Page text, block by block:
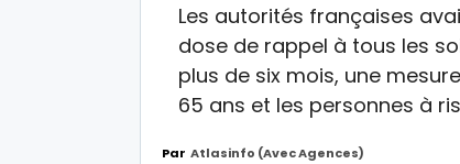
Les autorités françaises
dose de rappel à tous les
plus de six mois, une
65 ans et les personnes à
Par Atlasinfo (avec Agences)